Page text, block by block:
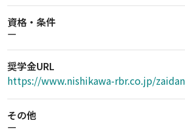
資格・条件
ー
奨学金URL
https://www.nishikawa-rbr.co.jp/
その他
ー